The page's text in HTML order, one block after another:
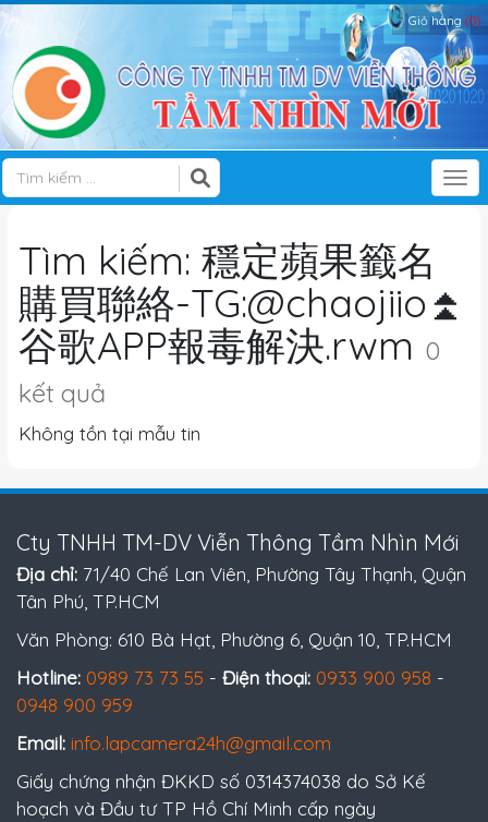
Giỏ hàng (0)
Tìm kiếm: 穩定蘋果籤名
購買聯絡-TG:@chaojiio⏫️
谷歌APP報毒解決.rwm 0
kết quả
Không tồn tại mẫu tin
Cty TNHH TM-DV Viễn Thông Tầm Nhìn Mới
Địa chỉ: 71/40 Chế Lan Viên, Phường Tây Thạnh, Quận
Tân Phú, TP.HCM
Văn Phòng: 610 Bà Hạt, Phường 6, Quận 10, TP.HCM
Hotline: 0989 73 73 55 - Điện thoại: 0933 900 958 -
0948 900 959
Email: info.lapcamera24h@gmail.com
Giấy chứng nhận ĐKKD số 0314374038 do Sở Kế
hoạch và Đầu tư TP Hồ Chí Minh cấp ngày